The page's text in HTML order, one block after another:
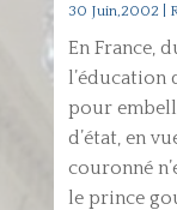
30 Juin,2002
En France,
l’éducation
pour
d’état, en
couronné
le prince